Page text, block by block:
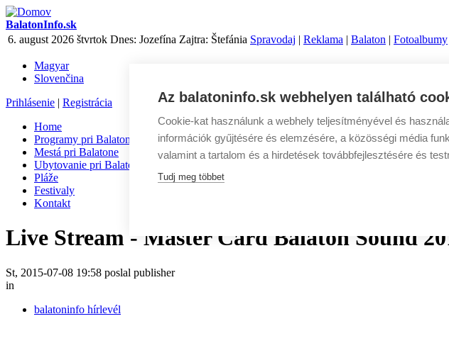
BalatonInfo.sk
6. august 2026 štvrtok Dnes: Jozefína Zajtra: Štefánia Spravodaj | Reklama | Balaton | Fotoalbumy
Magyar
Slovenčina
Prihlásenie | Registrácia
Home
Programy pri Balatone
Mestá pri Balatone
Ubytovanie pri Balatone
Pláže
Festivaly
Kontakt
Live Stream - Master Card Balaton Sound
St, 2015-07-08 19:58 poslal publisher
in
balatoninfo hírlevél
Az balatoninfo.sk webhelyen található
Cookie-kat használunk a webhely teljesítményével és
információk gyűjtésére és elemzésére, a közösségi média
valamint a tartalom és a hirdetések továbbfejlesztésére és
Tudj meg többet